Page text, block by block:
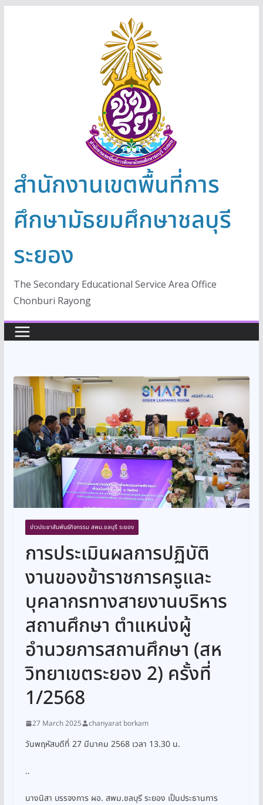
สำนักงานเขตพื้นที่การ
ศึกษามัธยมศึกษาชลบุรี
ระยอง
The Secondary Educational Service Area Office
Chonburi Rayong
ข่าวประชาสัมพันธ์กิจกรรม สพม.ชลบุรี ระยอง
การประเมินผลการปฏิบัติ
งานของข้าราชการครูและ
บุคลากรทางสายงานบริหาร
สถานศึกษา ตำแหน่งผู้
อำนวยการสถานศึกษา (สห
วิทยาเขตระยอง 2) ครั้งที่
1/2568
27 March 2025 chanyarat borkam
วันพฤหัสบดีที่ 27 มีนาคม 2568 เวลา 13.30 น.
..
นางนิสา บรรจงการ ผอ. สพม.ชลบุรี ระยอง เป็นประธานการ